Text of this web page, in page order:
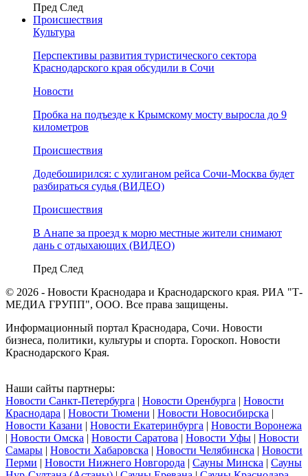
Пред След
Происшествия
Культура
Перспективы развития туристического сектора
Краснодарского края обсудили в Сочи
Новости
Пробка на подъезде к Крымскому мосту выросла до 9
километров
Происшествия
Додебоширился: с хулиганом рейса Сочи-Москва будет
разбираться судья (ВИДЕО)
Происшествия
В Анапе за проезд к морю местные жители снимают
дань с отдыхающих (ВИДЕО)
Пред След
© 2026 - Новости Краснодара и Краснодарского края. РИА "Т-
МЕДИА ГРУПП", ООО. Все права защищены.
Информационный портал Краснодара, Сочи. Новости
бизнеса, политики, культуры и спорта. Гороскоп. Новости
Краснодарского Края.
Наши сайты партнеры:
Новости Санкт-Петербурга | Новости Оренбурга | Новости
Краснодара | Новости Тюмени | Новости Новосибирска |
Новости Казани | Новости Екатеринбурга | Новости Воронежа
| Новости Омска | Новости Саратова | Новости Уфы | Новости
Самары | Новости Хабаровска | Новости Челябинска | Новости
Перми | Новости Нижнего Новгорода | Сауны Минска | Сауны